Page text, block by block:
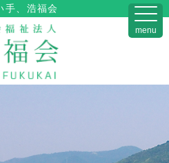
手、浩福会
menu